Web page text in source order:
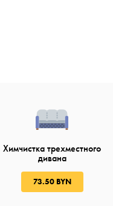
Химчистка трехместного
дивана
73.50 BYN